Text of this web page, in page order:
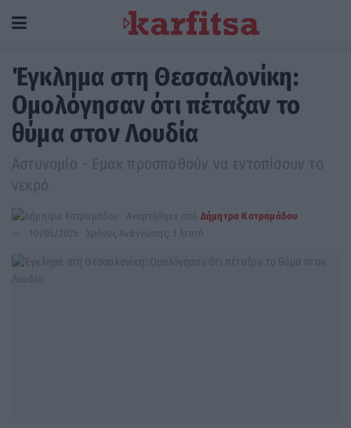
Έγκλημα στη Θεσσαλονίκη:
Ομολόγησαν ότι πέταξαν το
θύμα στον Λουδία
Αστυνομία - Εμακ προσπαθούν να εντοπίσουν το
νεκρό
Αναρτήθηκε από Δήμητρα Κατραμάδου
10/05/2026
Χρόνος Ανάγνωσης: 1 λεπτό